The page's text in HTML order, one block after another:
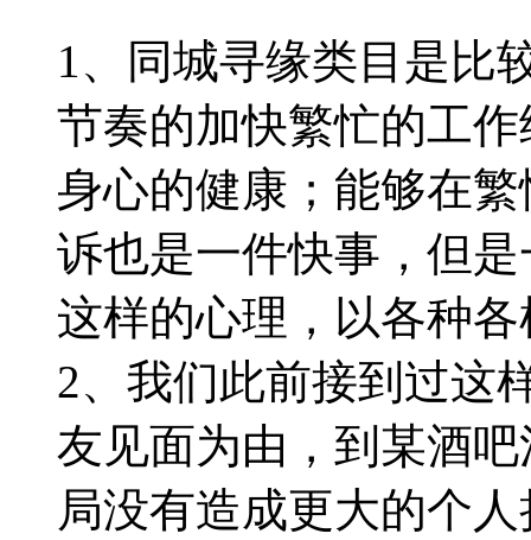
1、同城寻缘类目是比
节奏的加快繁忙的工
身心的健康；能够在
诉也是一件快事，但
这样的心理，以各种
2、我们此前接到过这
友见面为由，到某酒
局没有造成更大的个